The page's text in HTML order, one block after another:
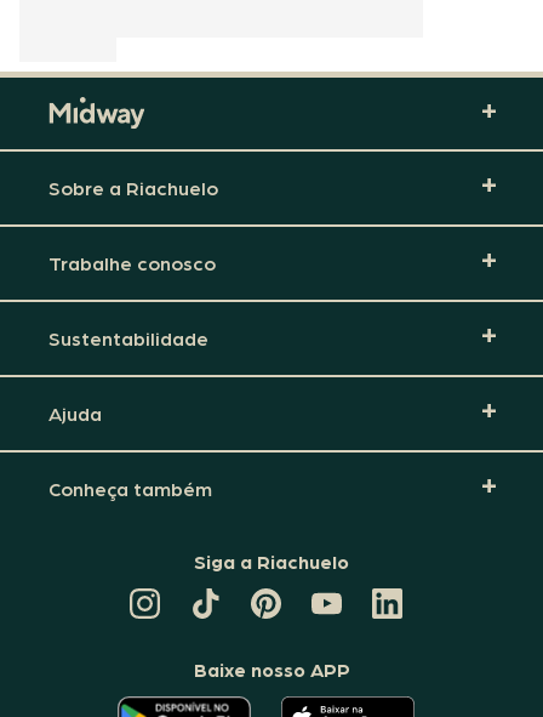
Sobre a Riachuelo
Trabalhe conosco
Sustentabilidade
Ajuda
Conheça também
Siga a Riachuelo
TIKTOK
DA
PINTEREST
DA
CANAL
DA
RIACHUELO
LINKEDIN
DA
Baixe nosso APP
O O